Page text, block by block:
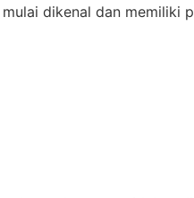
dikenal dan memiliki